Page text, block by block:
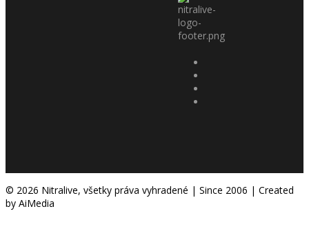
© 2026 Nitralive, všetky práva vyhradené | Since 2006 | Created
by AiMedia